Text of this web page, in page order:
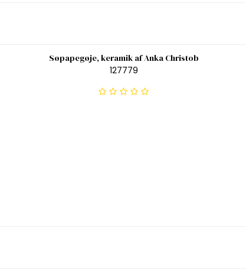
Søpapegøje, keramik af Anka Christob
127779